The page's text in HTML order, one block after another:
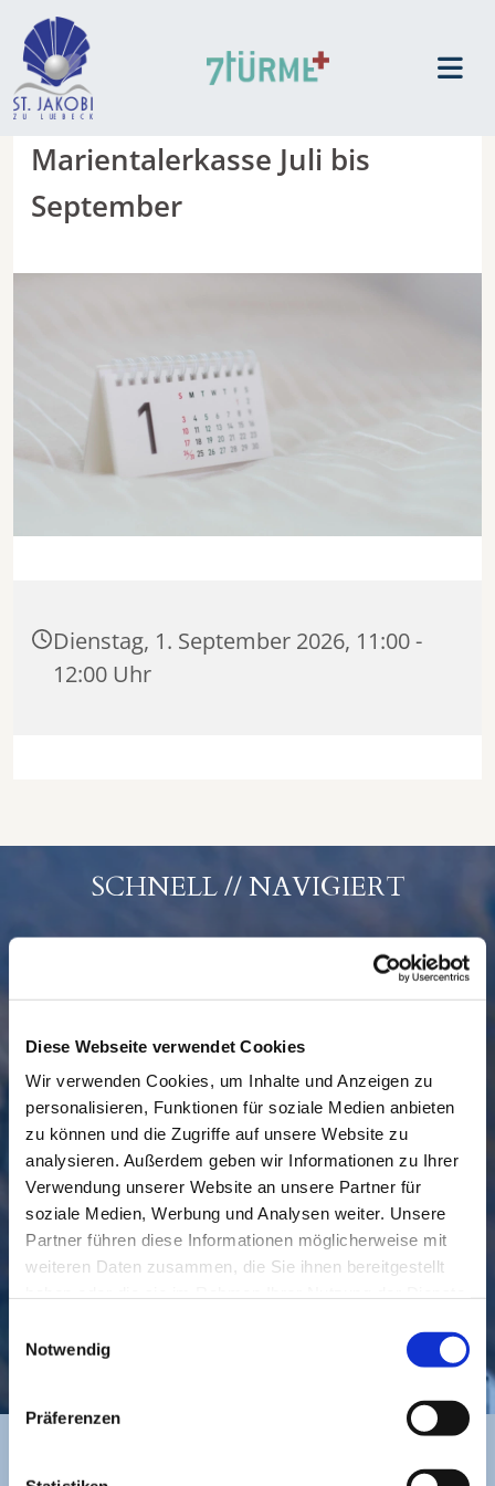
Diese Webseite verwendet Cookies
Wir verwenden Cookies, um Inhalte und Anzeigen zu
personalisieren, Funktionen für soziale Medien anbieten
zu können und die Zugriffe auf unsere Website zu
analysieren. Außerdem geben wir Informationen zu Ihrer
Verwendung unserer Website an unsere Partner für
soziale Medien, Werbung und Analysen weiter. Unsere
Partner führen diese Informationen möglicherweise mit
weiteren Daten zusammen, die Sie ihnen bereitgestellt
Notwendig
Präferenzen
Marientalerkasse Juli bis
September
Dienstag, 1. September 2026, 11:00 -
12:00 Uhr
SCHNELL // NAVIGIERT
GEMEINDE BESUCHEN